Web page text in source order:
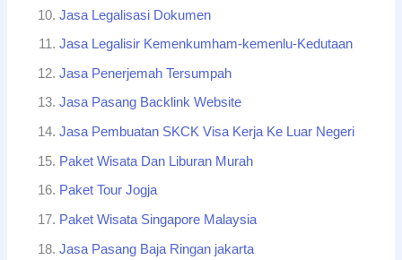
Jasa Legalisasi Dokumen
Jasa Legalisir Kemenkumham-kemenlu-Kedutaan
Jasa Penerjemah Tersumpah
Jasa Pasang Backlink Website
Jasa Pembuatan SKCK Visa Kerja Ke Luar Negeri
Paket Wisata Dan Liburan Murah
Paket Tour Jogja
Paket Wisata Singapore Malaysia
Jasa Pasang Baja Ringan jakarta